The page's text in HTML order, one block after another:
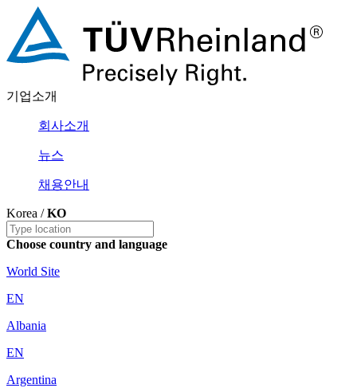
기업소개
회사소개
뉴스
채용안내
Korea /KO
Choose country and language
World Site
EN
Albania
EN
Argentina